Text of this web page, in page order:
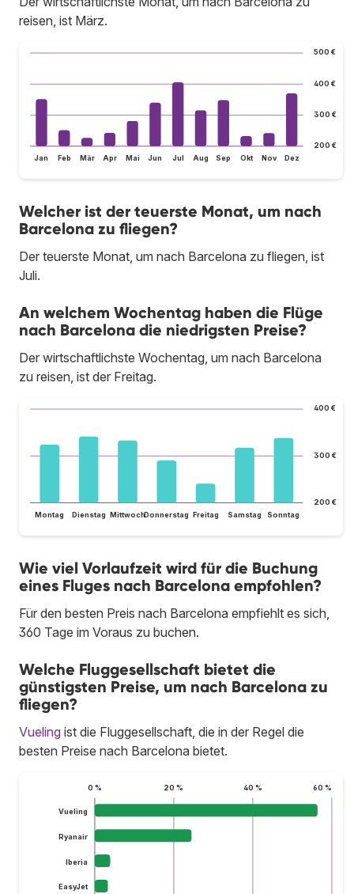
reisen, ist März.
200 €
300 €
400 €
500 €
Jan Feb Mär Apr Mai Jun Jul Aug Sep Okt Nov Dez
Welcher ist der teuerste Monat, um nach
Barcelona zu fliegen?
Der teuerste Monat, um nach Barcelona zu fliegen, ist
Juli.
An welchem Wochentag haben die Flüge
nach Barcelona die niedrigsten Preise?
Der wirtschaftlichste Wochentag, um nach Barcelona
zu reisen, ist der Freitag.
200 €
300 €
400 €
Montag Dienstag MittwochDonnerstag Freitag Samstag Sonntag
Wie viel Vorlaufzeit wird für die Buchung
eines Fluges nach Barcelona empfohlen?
Für den besten Preis nach Barcelona empfiehlt es sich,
360 Tage im Voraus zu buchen.
Welche Fluggesellschaft bietet die
günstigsten Preise, um nach Barcelona zu
fliegen?
Vueling ist die Fluggesellschaft, die in der Regel die
besten Preise nach Barcelona bietet.
0 % 20 % 40 % 60 %
Vueling
Ryanair
Iberia
EasyJet